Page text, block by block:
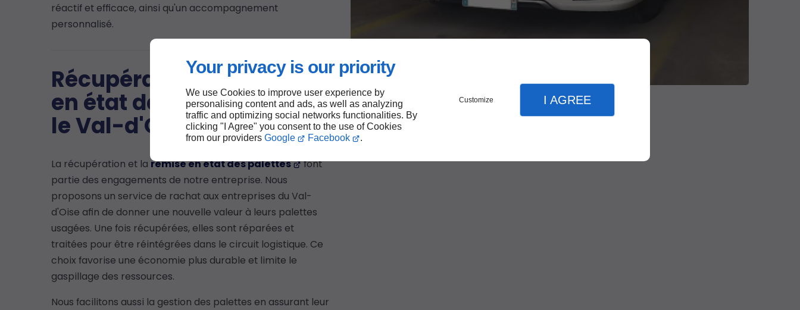
Your privacy is our priority
We use Cookies to improve user experience by
personalising content and ads, as well as analyzing
traffic and optimizing social networks functionalities. By
clicking "I Agree" you consent to the use of Cookies
from our providers Google Facebook .
Customize I AGREE
réactif et efficace, ainsi qu'un accompagnement
personnalisé.
Récupération et remise
en état de palettes dans
le Val-d'Oise
La récupération et la remise en état des palettes
font
partie des engagements de notre entreprise. Nous
proposons un service de rachat aux entreprises du Val-
d'Oise afin de donner une nouvelle valeur à leurs palettes
usagées. Une fois récupérées, elles sont réparées et
traitées pour être réintégrées dans le circuit logistique. Ce
choix favorise une économie plus durable et limite le
gaspillage des ressources.
Nous facilitons aussi la gestion des palettes en assurant leur